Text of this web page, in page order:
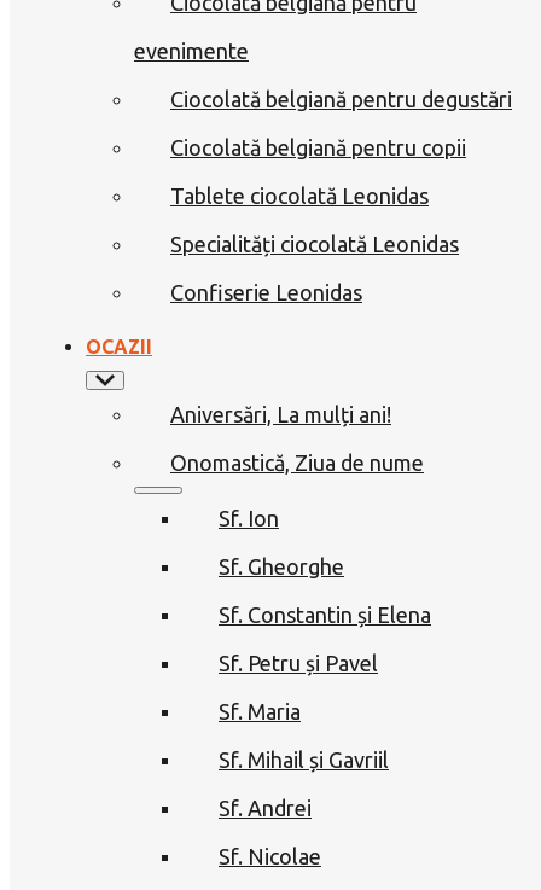
evenimente
Ciocolată belgiană pentru degustări
Ciocolată belgiană pentru copii
Tablete ciocolată Leonidas
Specialități ciocolată Leonidas
Confiserie Leonidas
OCAZII
Aniversări, La mulți ani!
Onomastică, Ziua de nume
Sf. Ion
Sf. Gheorghe
Sf. Constantin și Elena
Sf. Petru și Pavel
Sf. Maria
Sf. Mihail și Gavriil
Sf. Andrei
Sf. Nicolae